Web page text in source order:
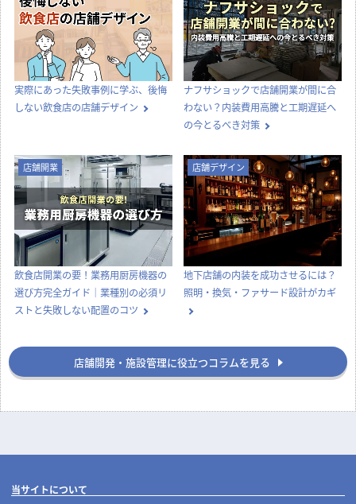
実際にあった失敗事例に学ぶ、後悔
しない飲食店の店舗デザイン
ナフサショックで店舗開業が間に合
わない？内装費用高騰と工期遅延へ
の今とるべき対策
店舗開業
飲食店開業の要！業務用厨房機器の
選び方完全ガイド｜業種別の必須リ
ストと失敗しない配置のコツ
店舗デザイン
地下店舗の内装を成功させるには？
照明・換気・ファサード設計がカギ
店舗開発・施設管理に役立つコラムを見る
当サイトについて